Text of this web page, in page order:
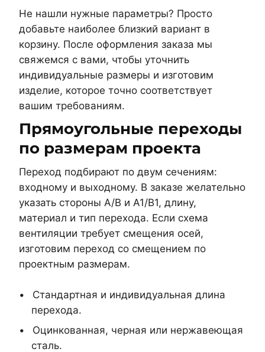
Не нашли нужные параметры? Просто
добавьте наиболее близкий вариант в
корзину. После оформления заказа мы
свяжемся с вами, чтобы уточнить
индивидуальные размеры и изготовим
изделие, которое точно соответствует
вашим требованиям.
Прямоугольные переходы
по размерам проекта
Переход подбирают по двум сечениям:
входному и выходному. В заказе желательно
указать стороны A/B и A1/B1, длину,
материал и тип перехода. Если схема
вентиляции требует смещения осей,
изготовим переход со смещением по
проектным размерам.
Стандартная и индивидуальная длина
перехода.
Оцинкованная, черная или нержавеющая
сталь.